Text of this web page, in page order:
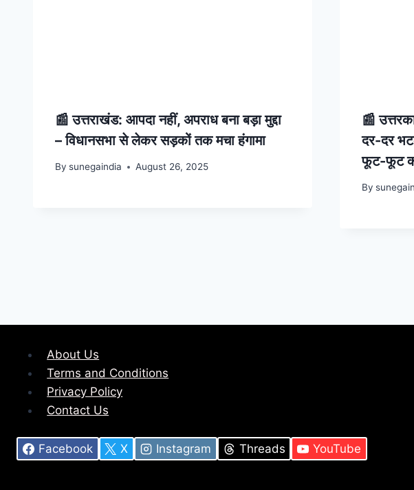
📰 उत्तराखंड: आपदा नहीं, अपराध बना बड़ा मुद्दा
– विधानसभा से लेकर सड़कों तक मचा हंगामा
By sunegaindia August 26, 2025
📰
दर-दर
फूट-फूट
By
About Us
Terms and Conditions
Privacy Policy
Contact Us
Facebook X Instagram Threads YouTube